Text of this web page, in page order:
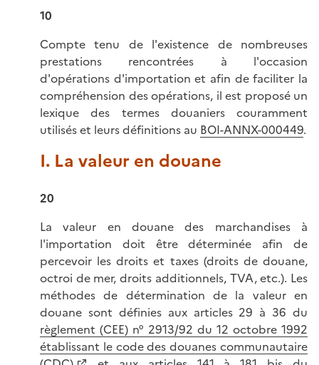
10
Compte tenu de l'existence de nombreuses
prestations rencontrées à l'occasion
d'opérations d'importation et afin de faciliter la
compréhension des opérations, il est proposé un
lexique des termes douaniers couramment
utilisés et leurs définitions au BOI-ANNX-000449.
I. La valeur en douane
20
La valeur en douane des marchandises à
l'importation doit être déterminée afin de
percevoir les droits et taxes (droits de douane,
octroi de mer, droits additionnels, TVA, etc.). Les
méthodes de détermination de la valeur en
douane sont définies aux articles 29 à 36 du
règlement (CEE) n° 2913/92 du 12 octobre 1992
établissant le code des douanes communautaire